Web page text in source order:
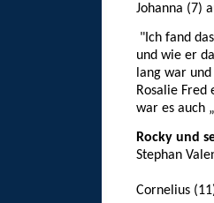
Johanna (7)
"Ich fand
und wie er
lang war
Rosalie
war es auch
Rocky und
Stephan
Cornelius